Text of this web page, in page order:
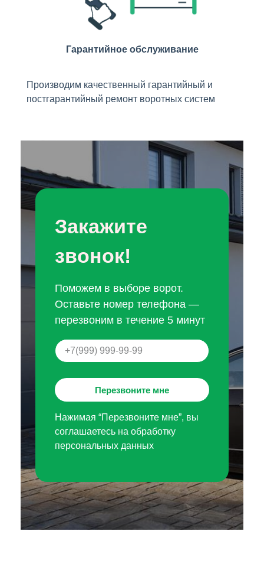
Гарантийное обслуживание
Производим качественный гарантийный и
постгарантийный ремонт воротных систем
Закажите
звонок!
Поможем в выборе ворот.
Оставьте номер телефона —
перезвоним в течение 5 минут
Перезвоните мне
Нажимая “Перезвоните мне”, вы
соглашаетесь на обработку
персональных данных